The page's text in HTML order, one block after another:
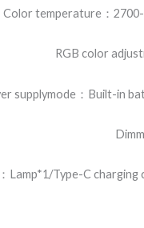
Color temperature：
RGB color
supplymode：Built-in
Lamp*1/Type-C charging